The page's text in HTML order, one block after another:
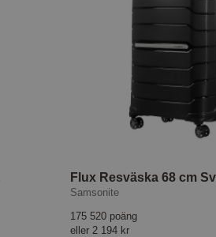
Flux Resväska 68 cm
Samsonite
175 520 poäng
eller 2 194 kr